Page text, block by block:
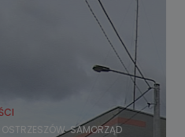
OSTRZESZÓW SAMORZĄD